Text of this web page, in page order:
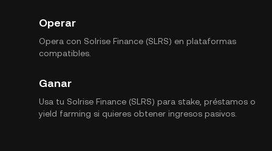
Operar
Opera con Solrise Finance (SLRS) en plataformas
compatibles.
Ganar
Usa tu Solrise Finance (SLRS) para stake, préstamos o
yield farming si quieres obtener ingresos pasivos.